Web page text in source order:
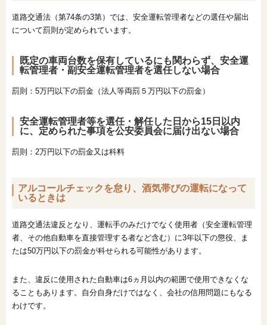
道路交通法（第74条の3第）では、安全運転管理者などの選任や届出
について罰則が定められています。
既定の車両台数を保有しているにも関わらず、安全運
転管理者・副安全運転管理者を選任しない場合
罰則：5万円以下の罰金（法人等両罰５万円以下の罰金）
安全運転管理者等を選任・解任した日から15日以内
に、定められた事項を公安委員会に届け出ない場合
罰則：2万円以下の罰金又は科料
アルコールチェックを怠り、酒気帯びの運転になって
いるときは
道路交通法違反となり、運転手のみだけでなく使用者（安全運転管理
者、その他自動車を直接管理する者など含む）に3年以下の懲役、ま
たは50万円以下の罰金が科せられる可能性があります。
また、違反に使用された自動車は6ヵ月以内の範囲で使用できなくな
ることもあります。自分自身だけではなく、会社の信用問題にもなる
わけです。